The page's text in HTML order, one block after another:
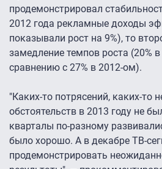
продемонстрировал
2012 года рекламные доходы
показывали рост на 9%), то
замедление темпов роста (20%
сравнению с 27% в 2012-ом).
"Каких-то потрясений, каких-то
обстоятельств в 2013 году не
кварталы по-разному
было хорошо. А в декабре ТВ-
продемонстрировать